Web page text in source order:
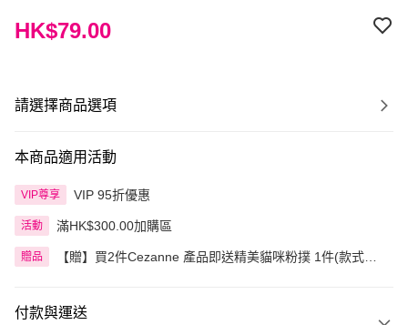
HK$79.00
請選擇商品選項
本商品適用活動
VIP尊享 VIP 95折優惠
活動 滿HK$300.00加購區
贈品
【贈】買2件Cezanne 產品即送精美貓咪粉撲 1件(款式隨
付款與運送